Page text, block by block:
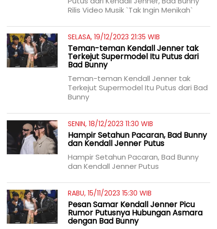
Rilis Video Musik `Tak Ingin Menikah`
SELASA, 19/12/2023 21:35 WIB
Teman-teman Kendall Jenner tak
Terkejut Supermodel Itu Putus dari
Bad Bunny
Teman-teman Kendall Jenner tak
Terkejut Supermodel Itu Putus dari Bad
Bunny
SENIN, 18/12/2023 11:30 WIB
Hampir Setahun Pacaran, Bad Bunny
dan Kendall Jenner Putus
Hampir Setahun Pacaran, Bad Bunny
dan Kendall Jenner Putus
RABU, 15/11/2023 15:30 WIB
Pesan Samar Kendall Jenner Picu
Rumor Putusnya Hubungan Asmara
dengan Bad Bunny